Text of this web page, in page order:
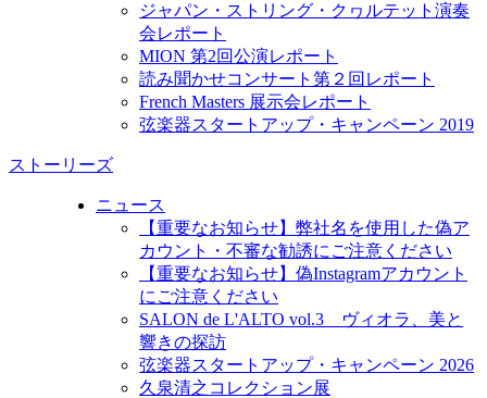
ジャパン・ストリング・クヮルテット演奏
会レポート
MION 第2回公演レポート
読み聞かせコンサート第２回レポート
French Masters 展示会レポート
弦楽器スタートアップ・キャンペーン 2019
ストーリーズ
ニュース
【重要なお知らせ】弊社名を使用した偽ア
カウント・不審な勧誘にご注意ください
【重要なお知らせ】偽Instagramアカウント
にご注意ください
SALON de L'ALTO vol.3 ヴィオラ、美と
響きの探訪
弦楽器スタートアップ・キャンペーン 2026
久泉清之コレクション展